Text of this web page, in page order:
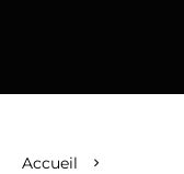
Accueil